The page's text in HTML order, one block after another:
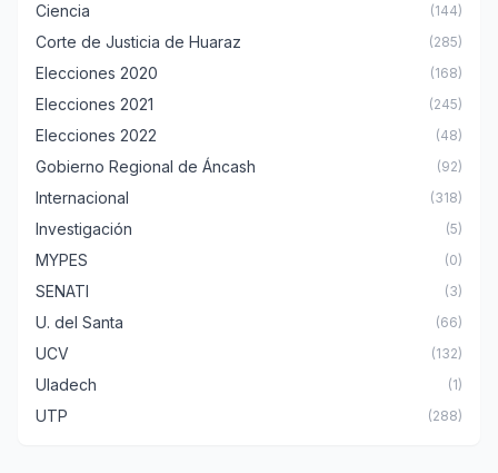
Ciencia (144)
Corte de Justicia de Huaraz (285)
Elecciones 2020 (168)
Elecciones 2021 (245)
Elecciones 2022 (48)
Gobierno Regional de Áncash (92)
Internacional (318)
Investigación (5)
MYPES (0)
SENATI (3)
U. del Santa (66)
UCV (132)
Uladech (1)
UTP (288)